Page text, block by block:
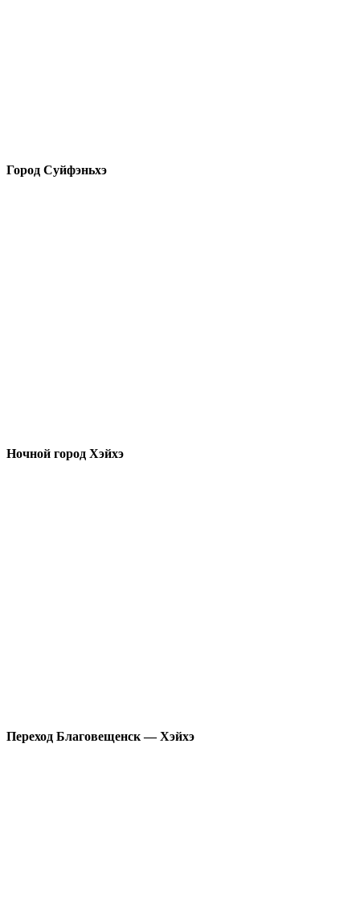
Город Суйфэньхэ
Ночной город Хэйхэ
Переход Благовещенск — Хэйхэ